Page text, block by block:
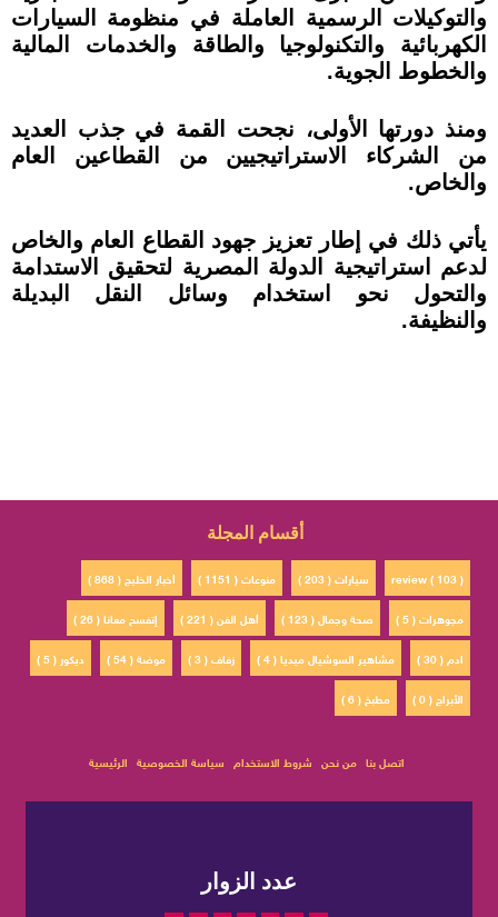
والتوكيلات الرسمية العاملة في منظومة السيارات
الكهربائية والتكنولوجيا والطاقة والخدمات المالية
والخطوط الجوية.
ومنذ دورتها الأولى، نجحت القمة في جذب العديد
من الشركاء الاستراتيجيين من القطاعين العام
والخاص.
يأتي ذلك في إطار تعزيز جهود القطاع العام والخاص
لدعم استراتيجية الدولة المصرية لتحقيق الاستدامة
والتحول نحو استخدام وسائل النقل البديلة
والنظيفة.
أقسام المجلة
أخبار الخليج ( 868 ) منوعات ( 1151 ) سيارات ( 203 )
review ( 103 )
إتفسح معانا ( 26 )
أهل الفن ( 221 ) صحة وجمال ( 123 )
مجوهرات ( 5 )
ديكور ( 5 )
موضة ( 54 ) زفاف ( 3 ) مشاهير السوشيال ميديا ( 4 )
ادم ( 30 )
مطبخ ( 6 )
الأبراج ( 0 )
الرئيسية سياسة الخصوصية شروط الاستخدام من نحن اتصل بنا
عدد الزوار